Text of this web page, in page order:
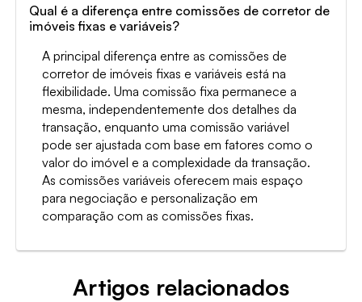
Qual é a diferença entre comissões de corretor de
imóveis fixas e variáveis?
A principal diferença entre as comissões de
corretor de imóveis fixas e variáveis está na
flexibilidade. Uma comissão fixa permanece a
mesma, independentemente dos detalhes da
transação, enquanto uma comissão variável
pode ser ajustada com base em fatores como o
valor do imóvel e a complexidade da transação.
As comissões variáveis oferecem mais espaço
para negociação e personalização em
comparação com as comissões fixas.
Artigos relacionados